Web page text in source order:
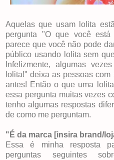
Aquelas que usam lolita
pergunta "O que você está
parece que você não pode
público usando lolita sem
Infelizmente, algumas
lolita!" deixa as pessoas
antes! Então o que uma
essa pergunta muitas vezes
tenho algumas respostas
de como me perguntam.
"É da marca [insira brand/
Essa é minha resposta
perguntas seguintes